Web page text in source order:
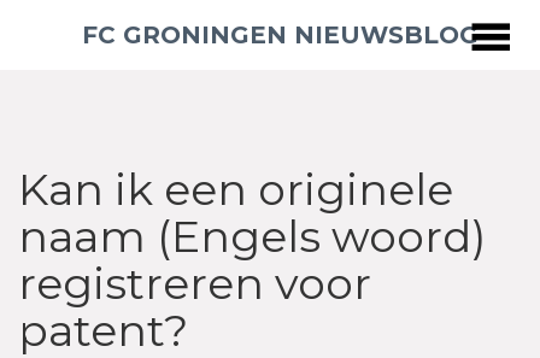
FC GRONINGEN NIEUWSBLOG
Kan ik een originele
naam (Engels woord)
registreren voor
patent?